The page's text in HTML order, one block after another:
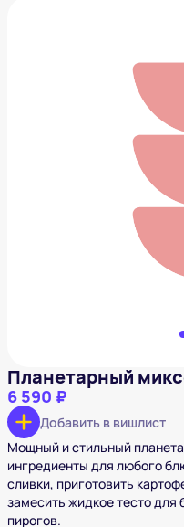
Планетарный
6 590 ₽
Добавить в вишлист
Мощный и стильный
ингредиенты для любого
сливки, приготовить
замесить жидкое тесто для
пирогов.